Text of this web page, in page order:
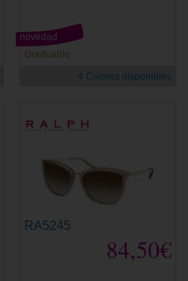
Graduable
novedad
4 Colores disponibles
RA5245
84,50€